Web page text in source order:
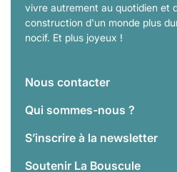
vivre autrement au quotidien et
construction d'un monde plus
nocif. Et plus joyeux !
Nous contacter
Qui sommes-nous ?
S’inscrire à la newsletter
Soutenir La Bouscule